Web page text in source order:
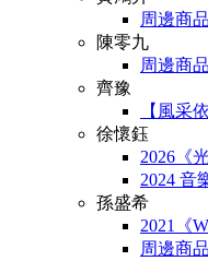
周邊商品
陳零九
周邊商品
齊豫
【風采
徐懷鈺
2026《
2024 音
孫盛希
2021《
周邊商品